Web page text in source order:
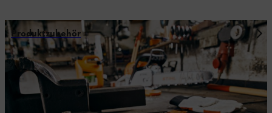
Produktzubehör